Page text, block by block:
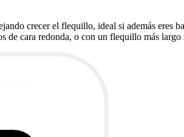
crecer el flequillo, ideal si además
de cara redonda, o con un flequillo más largo